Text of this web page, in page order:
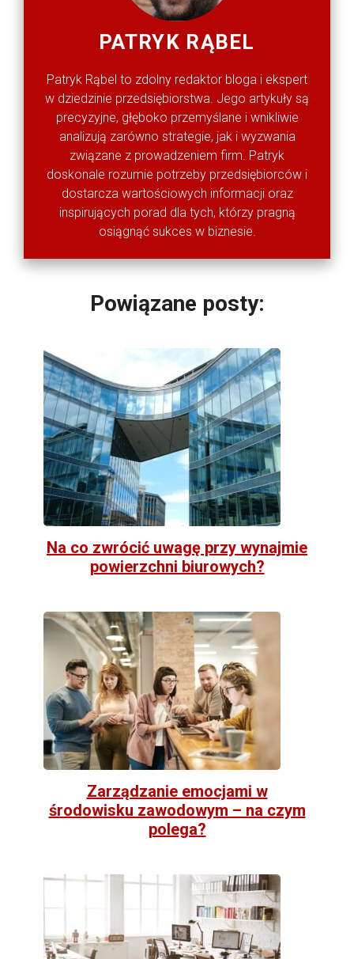
PATRYK RĄBEL
Patryk Rąbel to zdolny redaktor bloga i ekspert
w dziedzinie przedsiębiorstwa. Jego artykuły są
precyzyjne, głęboko przemyślane i wnikliwie
analizują zarówno strategie, jak i wyzwania
związane z prowadzeniem firm. Patryk
doskonale rozumie potrzeby przedsiębiorców i
dostarcza wartościowych informacji oraz
inspirujących porad dla tych, którzy pragną
osiągnąć sukces w biznesie.
Powiązane posty:
Na co zwrócić uwagę przy wynajmie
powierzchni biurowych?
Zarządzanie emocjami w
środowisku zawodowym – na czym
polega?